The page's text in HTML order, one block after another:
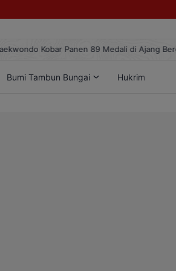
Kobar Panen 89 Medali di Ajang
Bumi Tambun Bungai Hukrim